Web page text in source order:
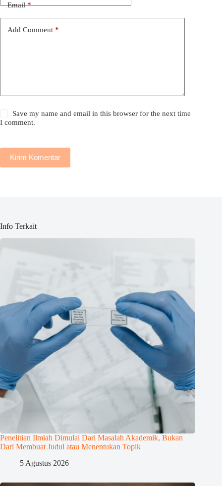
Email*
Add Comment *
Save my name and email in this browser for the next time
I comment.
Kirim Komentar
Info Terkait
Penelitian Ilmiah Dimulai Dari Masalah Akademik, Bukan
Dari Membuat Judul atau Menentukan Topik
5 Agustus 2026